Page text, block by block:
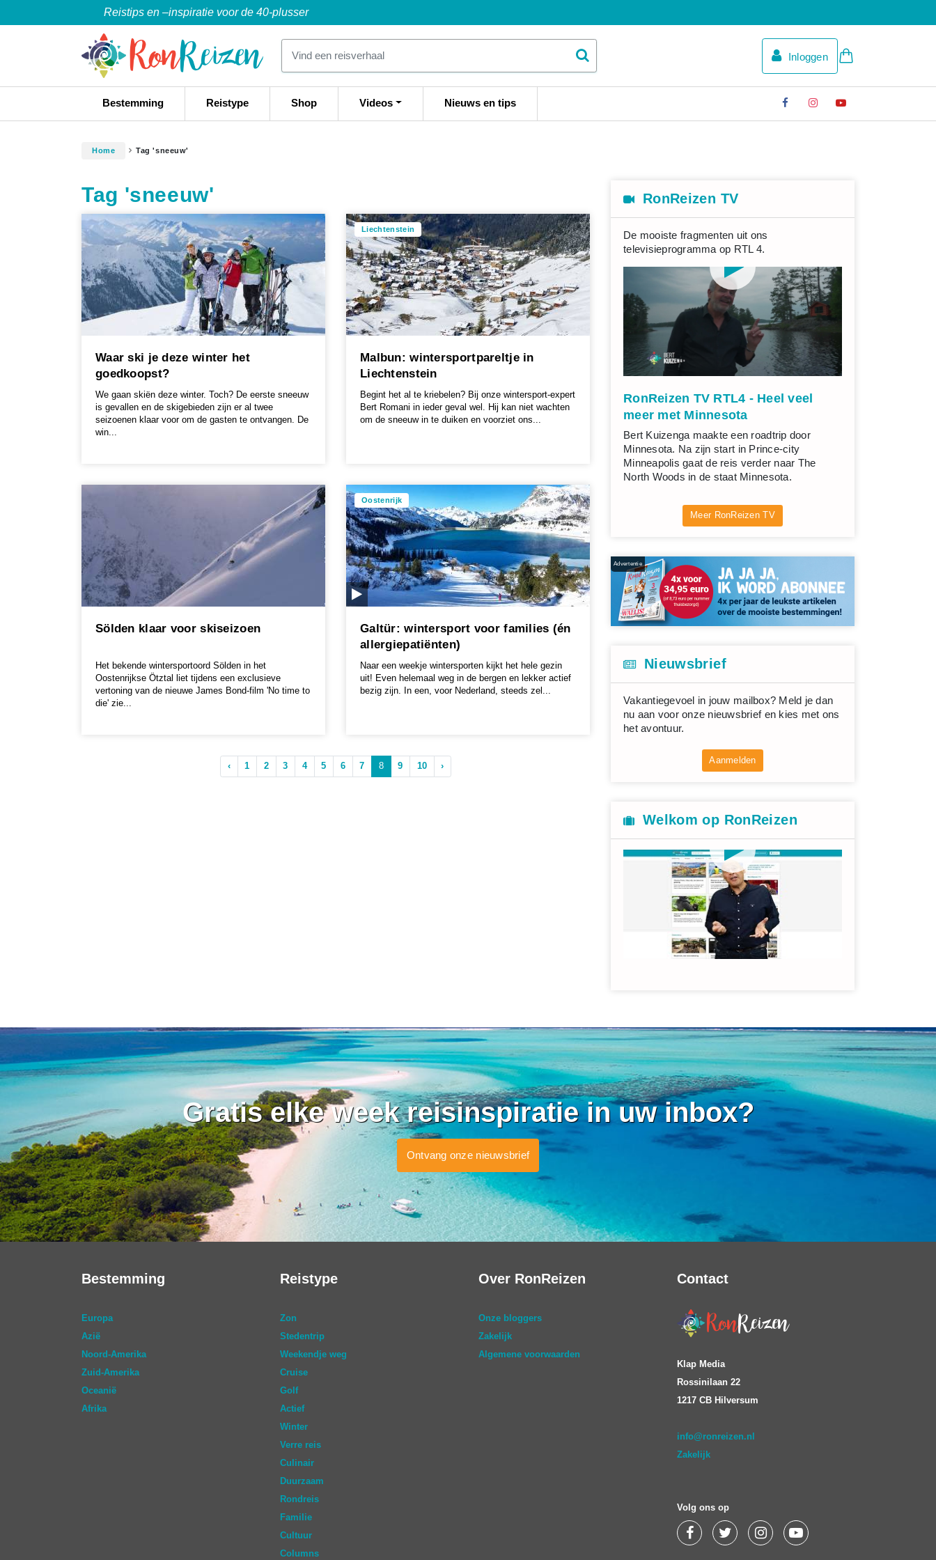
Reistips en –inspiratie voor de 40-plusser
Inloggen
Bestemming Reistype Shop Videos Nieuws en tips
Home Tag 'sneeuw'
Tag 'sneeuw'
Waar ski je deze winter het
goedkoopst?
We gaan skiën deze winter. Toch? De eerste sneeuw
is gevallen en de skigebieden zijn er al twee
seizoenen klaar voor om de gasten te ontvangen. De
win...
Liechtenstein
Malbun: wintersportpareltje in
Liechtenstein
Begint het al te kriebelen? Bij onze wintersport-expert
Bert Romani in ieder geval wel. Hij kan niet wachten
om de sneeuw in te duiken en voorziet ons...
Sölden klaar voor skiseizoen
Het bekende wintersportoord Sölden in het
Oostenrijkse Ötztal liet tijdens een exclusieve
vertoning van de nieuwe James Bond-film 'No time to
die' zie...
Oostenrijk
Galtür: wintersport voor families (én
allergiepatiënten)
Naar een weekje wintersporten kijkt het hele gezin
uit! Even helemaal weg in de bergen en lekker actief
bezig zijn. In een, voor Nederland, steeds zel...
‹ 1 2 3 4 5 6 7 8 9 10 ›
RonReizen TV
De mooiste fragmenten uit ons
televisieprogramma op RTL 4.
RonReizen TV RTL4 - Heel veel
meer met Minnesota
Bert Kuizenga maakte een roadtrip door
Minnesota. Na zijn start in Prince-city
Minneapolis gaat de reis verder naar The
North Woods in de staat Minnesota.
Meer RonReizen TV
Advertentie
Nieuwsbrief
Vakantiegevoel in jouw mailbox? Meld je dan
nu aan voor onze nieuwsbrief en kies met ons
het avontuur.
Aanmelden
Welkom op RonReizen
Gratis elke week reisinspiratie in uw inbox?
Ontvang onze nieuwsbrief
Bestemming
Europa
Azië
Noord-Amerika
Zuid-Amerika
Oceanië
Afrika
Reistype
Zon
Stedentrip
Weekendje weg
Cruise
Golf
Actief
Winter
Verre reis
Culinair
Duurzaam
Rondreis
Familie
Cultuur
Columns
Over RonReizen
Onze bloggers
Zakelijk
Algemene voorwaarden
Contact
Klap Media
Rossinilaan 22
1217 CB Hilversum
info@ronreizen.nl
Zakelijk
Volg ons op